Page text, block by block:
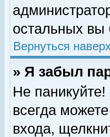
остальных вы
Вернуться
» Я забыл
Не
всегда
входа,